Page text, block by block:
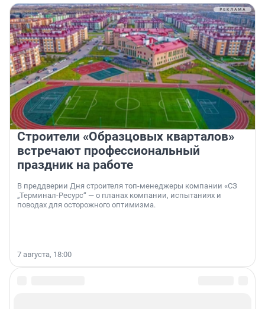
Строители «Образцовых кварталов»
встречают профессиональный
праздник на работе
В преддверии Дня строителя топ-менеджеры компании «СЗ
„Терминал-Ресурс“ — о планах компании, испытаниях и
поводах для осторожного оптимизма.
7 августа, 18:00